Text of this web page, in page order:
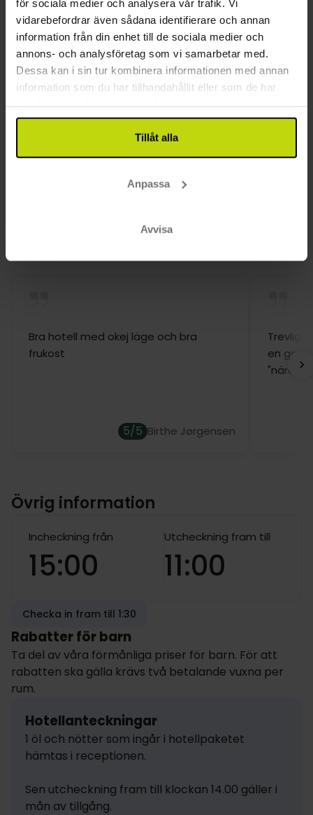
för sociala medier och analysera vår trafik. Vi
vidarebefordrar även sådana identifierare och annan
information från din enhet till de sociala medier och
annons- och analysföretag som vi samarbetar med.
Dessa kan i sin tur kombinera informationen med annan
information som du har tillhandahållit eller som de har
Tillåt alla
Anpassa
Avvisa
Daglig städning
TV på rummet
Värdeskåp på rummet
Hårtork
Allergivänliga rum finns
Dusch i alla rum
Luftkonditionering på alla rum
Antal rum på hotellet: 276
Hund: 15 EUR per dag
Bra hotell med okej läge och bra
frukost
5/5 Birthe Jørgensen
Trevligt
en
"nära"
Övrig information
Incheckning från
15:00
Utcheckning fram till
11:00
Checka in fram till 1:30
Rabatter för barn
Ta del av våra förmånliga priser för barn. För att
rabatten ska gälla krävs två betalande vuxna per
rum.
Hotellanteckningar
1 öl och nötter som ingår i hotellpaketet
hämtas i receptionen.
Sen utcheckning fram till klockan 14.00 gäller i
mån av tillgång.